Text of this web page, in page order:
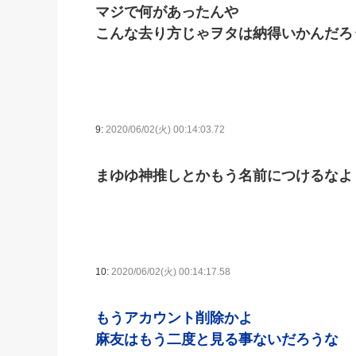
マジで何があったんや
こんな去り方じゃヲタは納得いかんだ
9: 2020/06/02(火) 00:14:03.72
まゆゆ神推しとかもう名前につけるなよ
10: 2020/06/02(火) 00:14:17.58
もうアカウント削除かよ
麻友はもう二度と見る事ないだろうな